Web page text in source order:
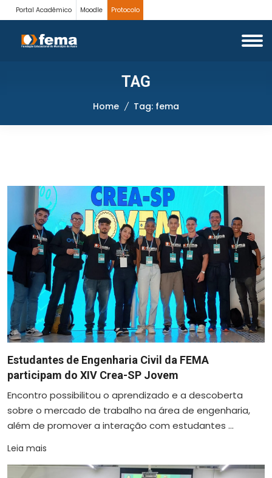
Portal Acadêmico Moodle Protocolo
TAG
Home Tag: fema
Estudantes de Engenharia Civil da FEMA
participam do XIV Crea-SP Jovem
Encontro possibilitou o aprendizado e a descoberta
sobre o mercado de trabalho na área de engenharia,
além de promover a interação com estudantes ...
Leia mais